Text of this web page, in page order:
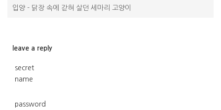
입양 - 닭장 속에 갇혀 살던 세마리 고양이
leave a reply
secret
name
password